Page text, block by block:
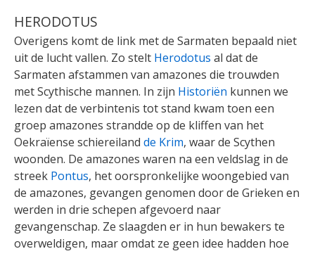
HERODOTUS
Overigens komt de link met de Sarmaten bepaald niet
uit de lucht vallen. Zo stelt Herodotus al dat de
Sarmaten afstammen van amazones die trouwden
met Scythische mannen. In zijn Historiën kunnen we
lezen dat de verbintenis tot stand kwam toen een
groep amazones strandde op de kliffen van het
Oekraïense schiereiland de Krim, waar de Scythen
woonden. De amazones waren na een veldslag in de
streek Pontus, het oorspronkelijke woongebied van
de amazones, gevangen genomen door de Grieken en
werden in drie schepen afgevoerd naar
gevangenschap. Ze slaagden er in hun bewakers te
overweldigen, maar omdat ze geen idee hadden hoe